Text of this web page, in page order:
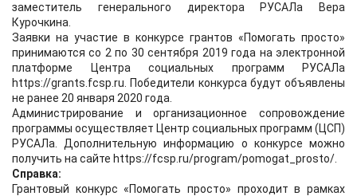
заместитель генерального директора РУСАЛа Вера
Курочкина.
Заявки на участие в конкурсе грантов «Помогать просто»
принимаются со 2 по 30 сентября 2019 года на электронной
платформе Центра социальных программ РУСАЛа
https://grants.fcsp.ru. Победители конкурса будут объявлены
не ранее 20 января 2020 года.
Администрирование и организационное сопровождение
программы осуществляет Центр социальных программ (ЦСП)
РУСАЛа. Дополнительную информацию о конкурсе можно
получить на сайте https://fcsp.ru/program/pomogat_prosto/.
Справка:
Грантовый конкурс «Помогать просто» проходит в рамках